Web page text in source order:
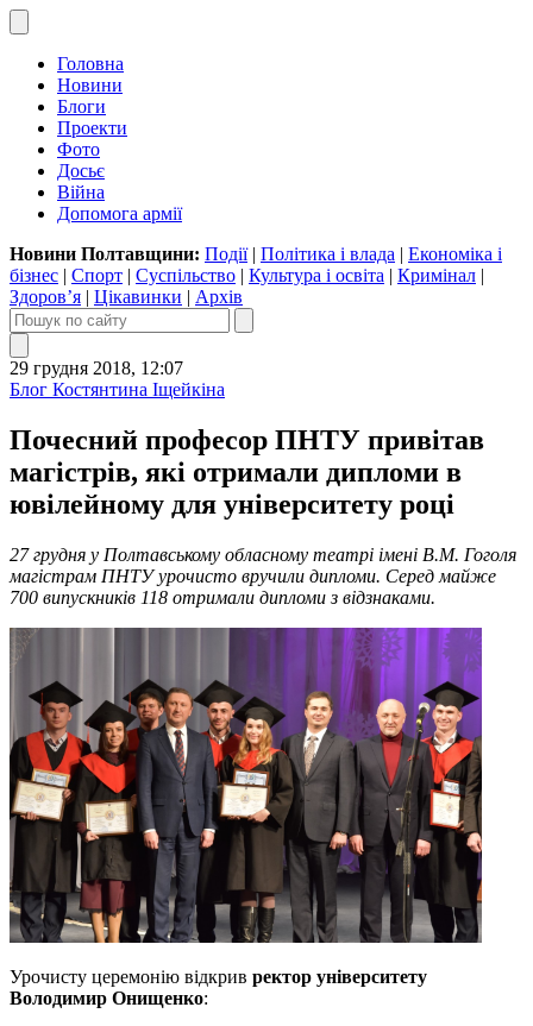
Головна
Новини
Блоги
Проекти
Фото
Досьє
Війна
Допомога армії
Новини Полтавщини: Події| Політика і влада | Економіка і
бізнес | Спорт | Суспільство | Культура і освіта | Кримінал |
Здоров’я | Цікавинки | Архів
29 грудня 2018, 12:07
Блог Костянтина Іщейкіна
Почесний професор ПНТУ привітав
магістрів, які отримали дипломи в
ювілейному для університету році
27 грудня у Полтавському обласному театрі імені В.М. Гоголя
магістрам ПНТУ урочисто вручили дипломи. Серед майже
700 випускників 118 отримали дипломи з відзнаками.
Урочисту церемонію відкрив ректор університету
Володимир Онищенко: